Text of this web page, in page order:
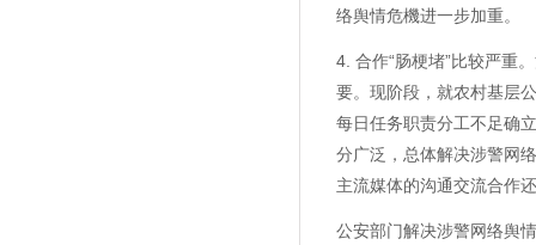
络舆情危機进一步加重。
4. 合作“肠梗堵”比较严重
要。现阶段，就农村基层
每日任务职责分工不足确
分广泛，总体解决涉警网
主流媒体的沟通交流合作
公安部门解决涉警网络舆